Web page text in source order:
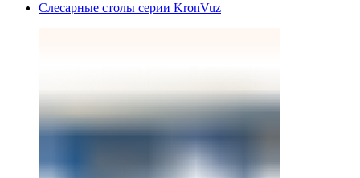
Слесарные столы серии KronVuz